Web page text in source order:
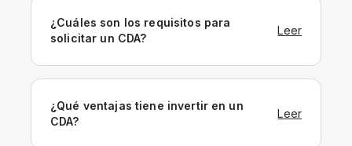
¿Cuáles son los requisitos para
solicitar un CDA?
Leer
¿Qué ventajas tiene invertir en un
CDA?
Leer